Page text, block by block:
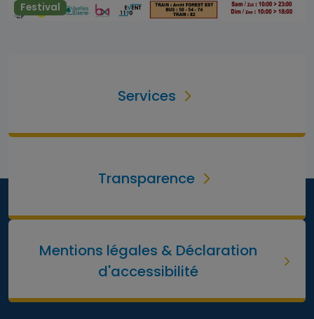
Festival
Services
Transparence
Mentions légales & Déclaration
d'accessibilité